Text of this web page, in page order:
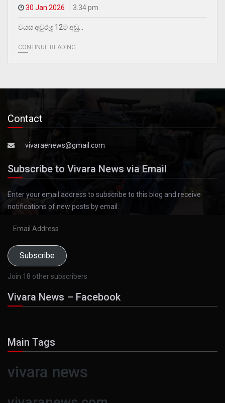
30 Jan 2026 3.34 pm
වයස අවුරුදු 12ට අඩු…
CONTINUE READING
Contact
vivaraenews@gmail.com
Subscribe to Vivara News via Email
Enter your email address to subscribe to this blog and receive
notifications of new posts by email.
Subscribe
Join 18 other subscribers
Vivara News – Facebook
Main Tags
vivara news